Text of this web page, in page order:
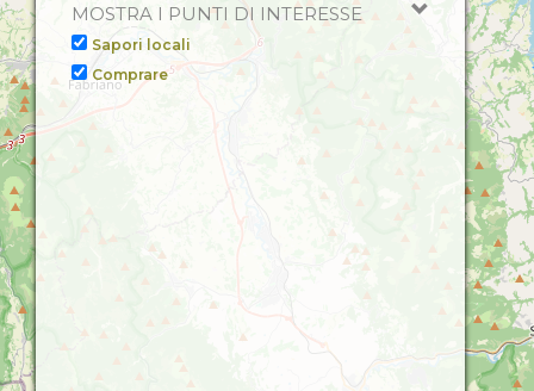
MOSTRA I PUNTI DI INTERESSE
Sapori locali
Comprare